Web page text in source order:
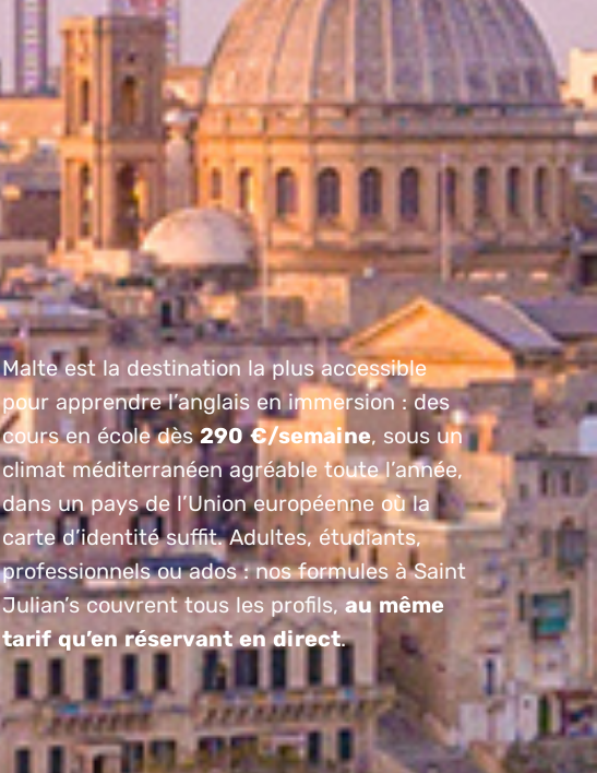
Malte est la destination la plus accessible
pour apprendre l’anglais en immersion : des
cours en école dès290 €/semaine, sous un
climat méditerranéen agréable toute l’année,
dans un pays de l’Union européenne où la
carte d’identité suffit. Adultes, étudiants,
professionnels ou ados : nos formules à Saint
Julian’s couvrent tous les profils,au même
tarif qu’en réservant en direct.